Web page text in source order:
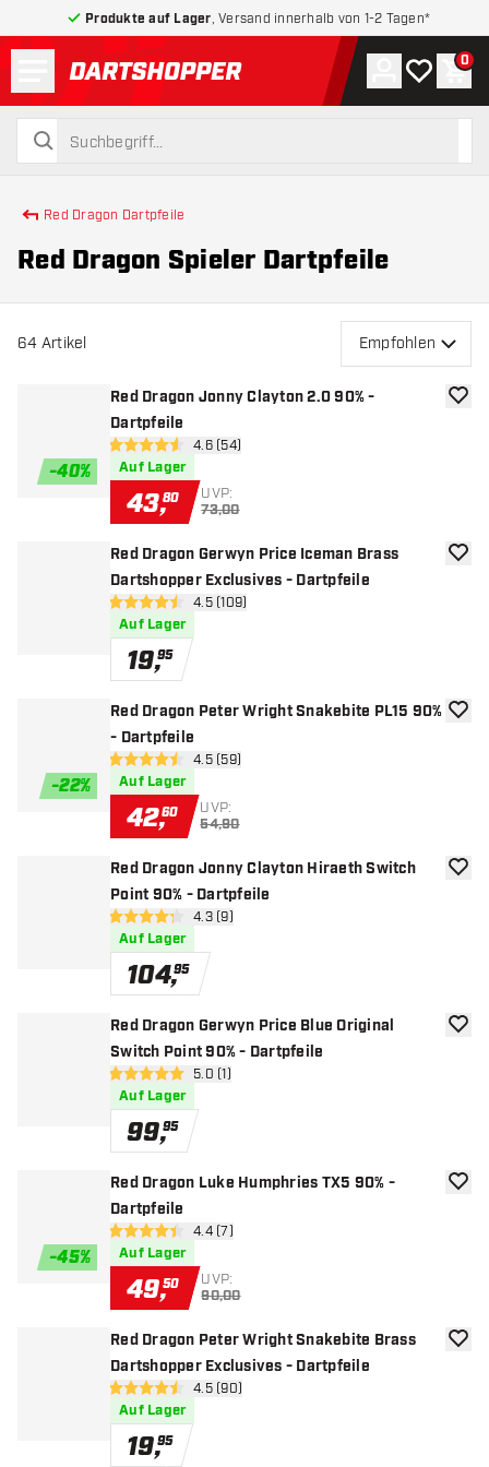
Produkte auf Lager , Versand innerhalb von 1-2 Tagen*
zurück zur Startseite
suchen
suchen
Konto
Meine 0
Red Dragon Dartpfeile
Red Dragon Spieler Dartpfeile
64 Artikel Empfohlen
-40%
Red Dragon Jonny Clayton 2.0 90% -
Dartpfeile
Bewertungsbereich öffnen
4.6 Bewertungssterne
4.6 (54)
Auf Lager
43,80 UVP:
73,00
Zur
Red Dragon Gerwyn Price Iceman Brass
Dartshopper Exclusives - Dartpfeile
Bewertungsbereich öffnen
4.5 Bewertungssterne
4.5 (109)
Auf Lager
19,95
Zur
-22%
Red Dragon Peter Wright Snakebite PL15 90%
- Dartpfeile
Bewertungsbereich öffnen
4.5 Bewertungssterne
4.5 (59)
Auf Lager
42,60 UVP:
54,90
Zur
Red Dragon Jonny Clayton Hiraeth Switch
Point 90% - Dartpfeile
Bewertungsbereich öffnen
4.3 Bewertungssterne
4.3 (9)
Auf Lager
104,95
Zur
Red Dragon Gerwyn Price Blue Original
Switch Point 90% - Dartpfeile
Bewertungsbereich öffnen
5 Bewertungssterne
5.0 (1)
Auf Lager
99,95
Zur
-45%
Red Dragon Luke Humphries TX5 90% -
Dartpfeile
Bewertungsbereich öffnen
4.4 Bewertungssterne
4.4 (7)
Auf Lager
49,50 UVP:
90,00
Zur
Red Dragon Peter Wright Snakebite Brass
Dartshopper Exclusives - Dartpfeile
Bewertungsbereich öffnen
4.5 Bewertungssterne
4.5 (90)
Auf Lager
19,95
Zur